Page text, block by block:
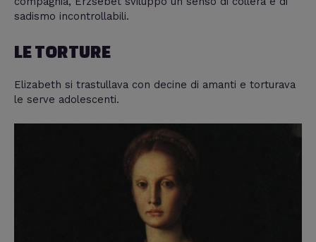
sadismo incontrollabili.
LE TORTURE
Elizabeth si trastullava con decine di amanti e torturava
le serve adolescenti.